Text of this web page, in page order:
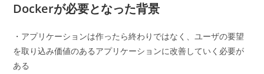
Dockerが必要となった背景
・アプリケーションは作ったら終わりではなく、ユーザの要望
を取り込み価値のあるアプリケーションに改善していく必要が
ある